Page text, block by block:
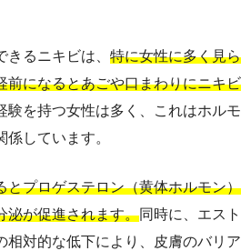
るニキビは、 特に女性に多く見ら
前になるとあごや口まわりにニキビ
験を持つ女性は多く、これはホルモ
しています。
とプロゲステロン（黄体ホルモン）
泌が促進されます。同時に、エスト
相対的な低下により、皮膚のバリア